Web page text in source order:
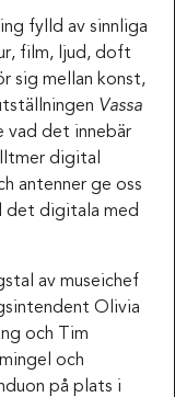
fylld av sinnliga
film, ljud, doft
sig mellan konst,
Vassa
vad det innebär
digital
antenner ge oss
det digitala med
av museichef
Olivia
och Tim
och
på plats i